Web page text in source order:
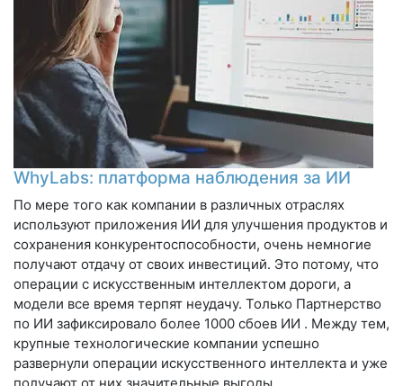
WhyLabs: платформа наблюдения за ИИ
По мере того как компании в различных отраслях
используют приложения ИИ для улучшения продуктов и
сохранения конкурентоспособности, очень немногие
получают отдачу от своих инвестиций. Это потому, что
операции с искусственным интеллектом дороги, а
модели все время терпят неудачу. Только Партнерство
по ИИ зафиксировало более 1000 сбоев ИИ . Между тем,
крупные технологические компании успешно
развернули операции искусственного интеллекта и уже